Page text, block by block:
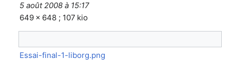
5 août 2008 à 15:17
649 × 648 ; 107 kio
Essai-final-1-liborg.png